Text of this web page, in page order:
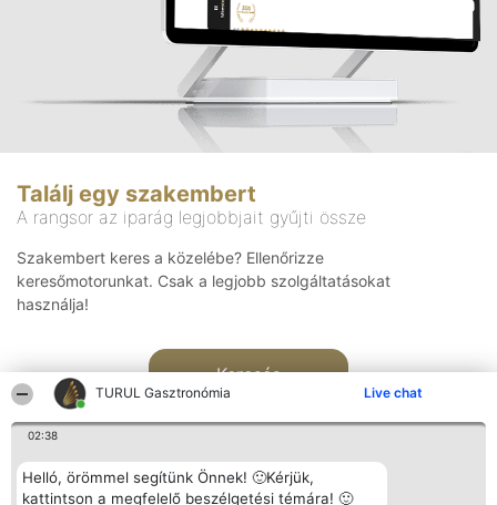
TURUL Gasztronómia Live chat
02:38
Helló, örömmel segítünk Önnek! 🙂Kérjük,
kattintson a megfelelő beszélgetési témára! 🙂
Találj egy szakembert
A rangsor az iparág legjobbjait gyűjti össze
Szakembert keres a közelébe? Ellenőrizze
keresőmotorunkat. Csak a legjobb szolgáltatásokat
használja!
Keresés